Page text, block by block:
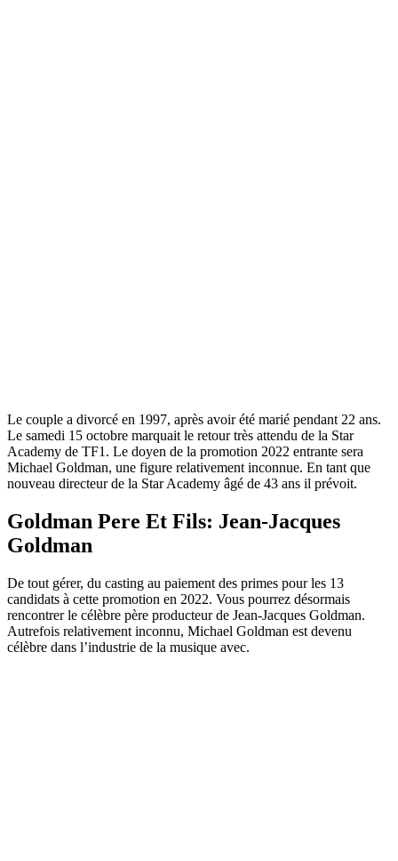
Le couple a divorcé en 1997, après avoir été marié pendant 22 ans.
Le samedi 15 octobre marquait le retour très attendu de la Star
Academy de TF1. Le doyen de la promotion 2022 entrante sera
Michael Goldman, une figure relativement inconnue. En tant que
nouveau directeur de la Star Academy âgé de 43 ans il prévoit.
Goldman Pere Et Fils: Jean-Jacques
Goldman
De tout gérer, du casting au paiement des primes pour les 13
candidats à cette promotion en 2022. Vous pourrez désormais
rencontrer le célèbre père producteur de Jean-Jacques Goldman.
Autrefois relativement inconnu, Michael Goldman est devenu
célèbre dans l’industrie de la musique avec.